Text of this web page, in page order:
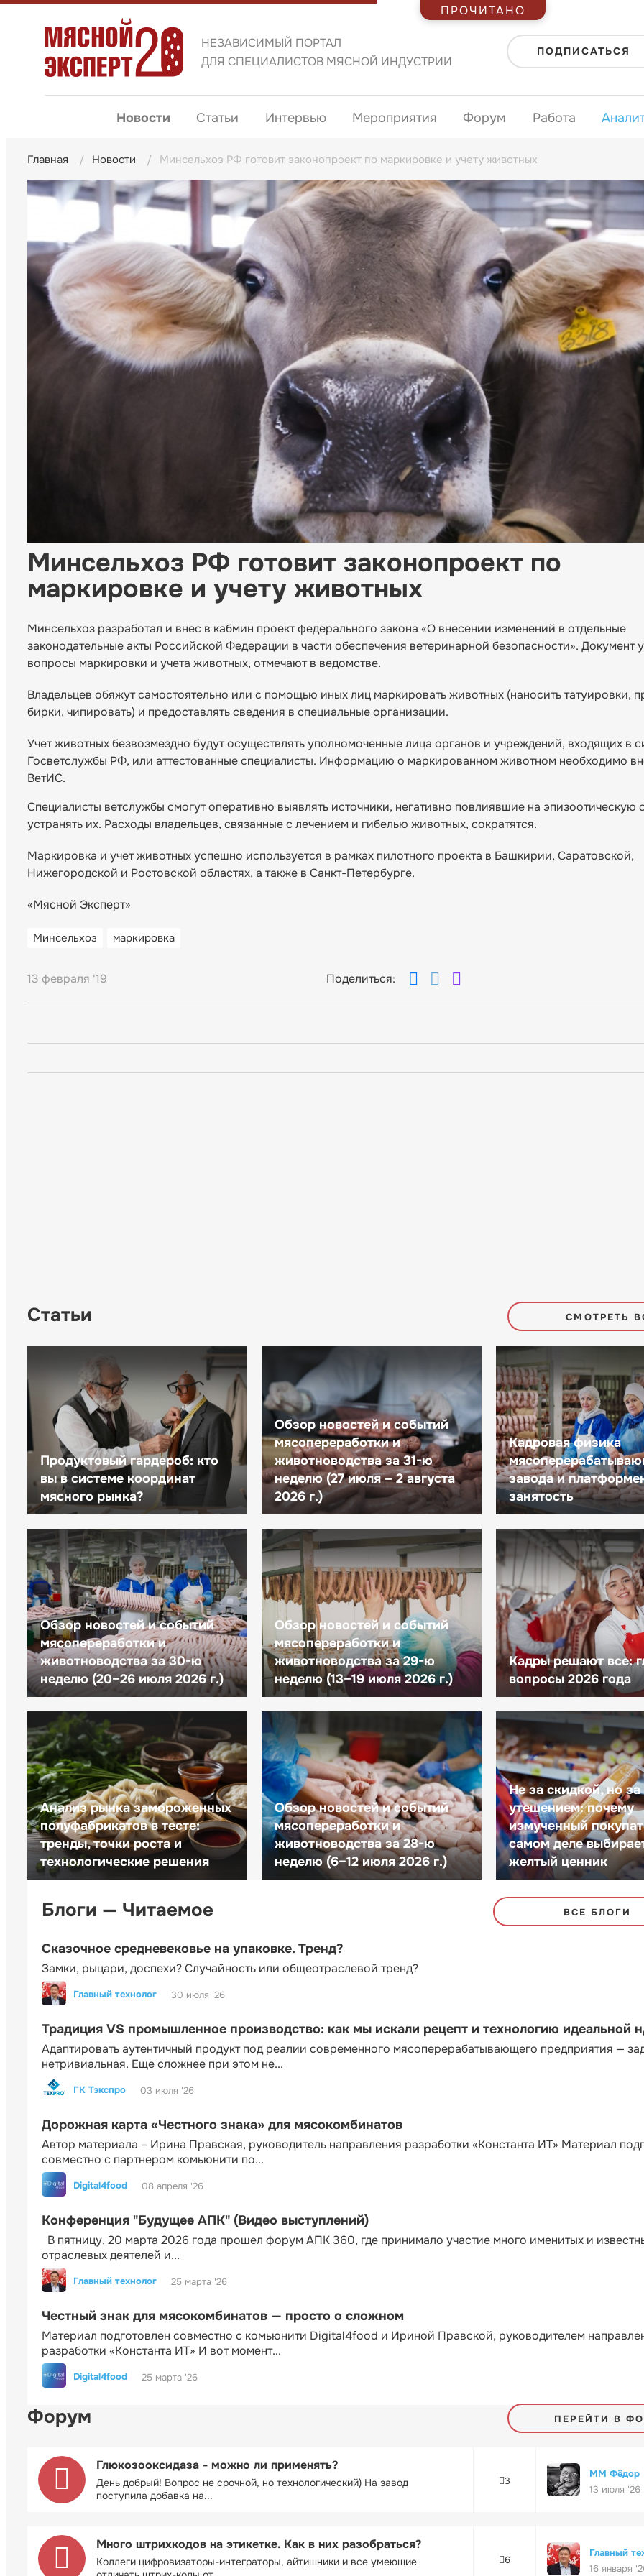
НЕЗАВИСИМЫЙ ПОРТАЛ
ДЛЯ СПЕЦИАЛИСТОВ МЯСНОЙ ИНДУСТРИИ
ПОДПИСАТЬСЯ
Новости Статьи Интервью Мероприятия Форум Работа
Главная Новости Минсельхоз РФ готовит законопроект по маркировке и учету животных
Минсельхоз РФ готовит законопроект по
маркировке и учету животных
Минсельхоз разработал и внес в кабмин проект федерального закона «О внесении изменений в отдельные
законодательные акты Российской Федерации в части обеспечения ветеринарной безопасности». Документ
вопросы маркировки и учета животных, отмечают в ведомстве.
Владельцев обяжут самостоятельно или с помощью иных лиц маркировать животных (наносить татуировки,
бирки, чипировать) и предоставлять сведения в специальные организации.
Учет животных безвозмездно будут осуществлять уполномоченные лица органов и учреждений, входящих в
Госветслужбы РФ, или аттестованные специалисты. Информацию о маркированном животном необходимо
ВетИС.
Специалисты ветслужбы смогут оперативно выявлять источники, негативно повлиявшие на эпизоотическую
устранять их. Расходы владельцев, связанные с лечением и гибелью животных, сократятся.
Маркировка и учет животных успешно используется в рамках пилотного проекта в Башкирии, Саратовской,
Нижегородской и Ростовской областях, а также в Санкт-Петербурге.
«Мясной Эксперт»
Минсельхоз маркировка
13 февраля '19 Поделиться:
Статьи СМОТРЕТЬ
Продуктовый гардероб: кто
вы в системе координат
мясного рынка?
Обзор новостей и событий
мясопереработки и
животноводства за 31-ю
неделю (27 июля – 2 августа
2026 г.)
Кадровая физика
завода и
занятость
Обзор новостей и событий
мясопереработки и
животноводства за 30-ю
неделю (20–26 июля 2026 г.)
Обзор новостей и событий
мясопереработки и
животноводства за 29-ю
неделю (13–19 июля 2026 г.)
Кадры решают все:
вопросы 2026 года
Анализ рынка замороженных
полуфабрикатов в тесте:
тренды, точки роста и
технологические решения
Обзор новостей и событий
мясопереработки и
животноводства за 28-ю
неделю (6–12 июля 2026 г.)
Не за скидкой, но за
утешением: почему
измученный
самом деле
желтый ценник
Блоги — Читаемое ВСЕ БЛОГИ
Сказочное средневековье на упаковке. Тренд?
Замки, рыцари, доспехи? Случайность или общеотраслевой тренд?
Главный технолог 30 июля '26
Традиция VS промышленное производство: как мы искали рецепт и технологию идеальной
Адаптировать аутентичный продукт под реалии современного мясоперерабатывающего предприятия —
нетривиальная. Еще сложнее при этом не...
ГК Тэкспро 03 июля '26
Дорожная карта «Честного знака» для мясокомбинатов
Автор материала – Ирина Правская, руководитель направления разработки «Константа ИТ» Материал
совместно с партнером комьюнити по...
Digital4food 08 апреля '26
Конференция "Будущее АПК" (Видео выступлений)
В пятницу, 20 марта 2026 года прошел форум АПК 360, где принимало участие много именитых и
отраслевых деятелей и...
Главный технолог 25 марта '26
Честный знак для мясокомбинатов — просто о сложном
Материал подготовлен совместно с комьюнити Digital4food и Ириной Правской, руководителем
разработки «Константа ИТ» И вот момент...
Digital4food 25 марта '26
Форум ПЕРЕЙТИ В
Глюкозооксидаза - можно ли применять?
День добрый! Вопрос не срочной, но технологический) На завод
поступила добавка на...
3
ММ Фёдор
13 июля '26
Много штрихкодов на этикетке. Как в них разобраться?
Коллеги цифровизаторы-интеграторы, айтишники и все умеющие
6
Главный
16 января
ПРОЧИТАНО